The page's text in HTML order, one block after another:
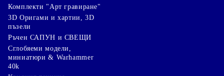
Комплекти "Арт гравиране"
3D Оригами и хартии, 3D
пъзели
Ръчен САПУН и СВЕЩИ
Сглобяеми модели,
миниатюри & Warhammer
40k